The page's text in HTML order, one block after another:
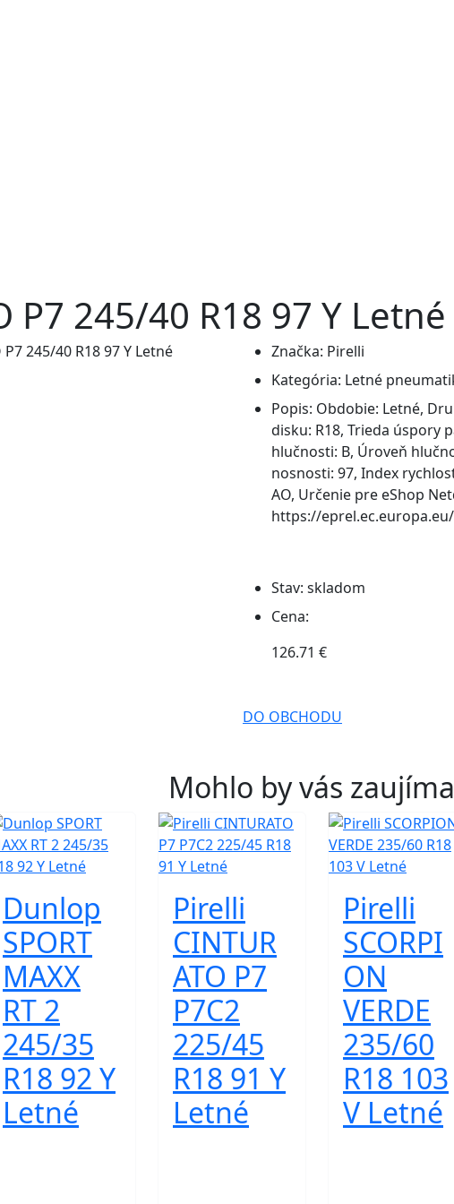
P7 245/40 R18 97 Y Letné
Značka: Pirelli
Kategória: Letné
Popis: Obdobie: Letné,
disku: R18, Trieda úspory
hlučnosti: B, Úroveň
nosnosti: 97, Index
AO, Určenie pre eShop
https://
Stav: skladom
Cena:
126.71 €
DO OBCHODU
Mohlo by vás
Dunlop
SPORT
MAXX
RT 2
245/35
R18 92 Y
Letné
Pirelli
CINTUR
ATO P7
P7C2
225/45
R18 91 Y
Letné
Pirelli
SCORPI
ON
VERDE
235/60
R18 103
V Letné